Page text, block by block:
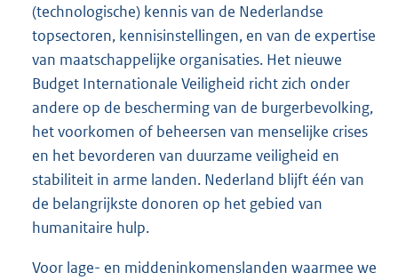
(technologische) kennis van de Nederlandse
topsectoren, kennisinstellingen, en van de expertise
van maatschappelijke organisaties. Het nieuwe
Budget Internationale Veiligheid richt zich onder
andere op de bescherming van de burgerbevolking,
het voorkomen of beheersen van menselijke crises
en het bevorderen van duurzame veiligheid en
stabiliteit in arme landen. Nederland blijft één van
de belangrijkste donoren op het gebied van
humanitaire hulp.
Voor lage- en middeninkomenslanden waarmee we